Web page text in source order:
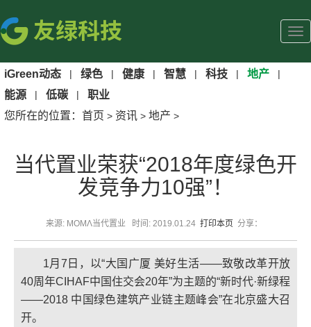
iGreen动态 | 绿色 | 健康 | 智慧 | 科技 | 地产 |
能源 | 低碳 |
职业
您所在的位置： 首页 > 资讯 > 地产 >
当代置业荣获“2018年度绿色开
发竞争力10强”！
来源: MOMΛ当代置业 时间: 2019.01.24 打印本页 分享：
1月7日，以“大国广厦 美好生活——致敬改革开放
40周年CIHAF中国住交会20年”为主题的“新时代·新绿程
——2018 中国绿色建筑产业链主题峰会”在北京盛大召
开。